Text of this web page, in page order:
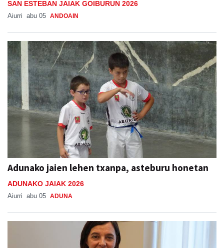
SAN ESTEBAN JAIAK GOIBURUN 2026
Aiurri abu 05 ANDOAIN
Adunako jaien lehen txanpa, asteburu honetan
ADUNAKO JAIAK 2026
Aiurri abu 05 ADUNA